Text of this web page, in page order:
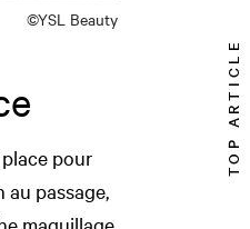
©YSL Beauty
pour
passage,
maquillage
TOP ARTICLE